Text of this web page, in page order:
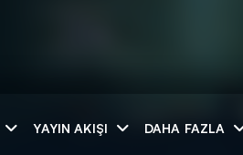
YAYIN AKIŞI DAHA FAZLA